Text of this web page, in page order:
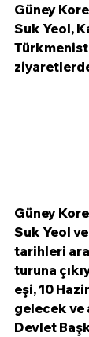
Güney
Suk Yeol,
Güney
Suk Yeol
tarihleri
turuna
eşi, 10
gelecek ve
Devlet